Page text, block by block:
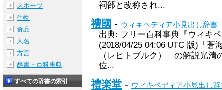
祠部と改称され...
禮國 - ウィキペディア小見出し辞書
出典: フリー百科事典『ウィキ
(2018/04/25 04:06 UTC 版)「蒼
（レヒトブルク）」の解説光
位...
禮楽堂 - ウィキペディア小見出し辞
＋ スポーツ
＋ 生物
＋ 食品
＋ 人名
＋ 方言
＋ 辞書・百科事典
すべての辞書の索引